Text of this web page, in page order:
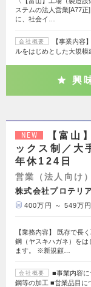
ステムの法人営業[A77
に、社会イ…
会社概要
【事業内容
ルをはじめとした大規
興
NEW
【富山
ックス制／大
年休124日
営業（法人向け）
株式会社プロテリ
400万円 ～ 549万円
【業務内容】 既存で長
鋼（ヤスキハガネ）をは
ます。 ※新規顧…
会社概要
■事業内容
鋼等の加工 ■営業品目に